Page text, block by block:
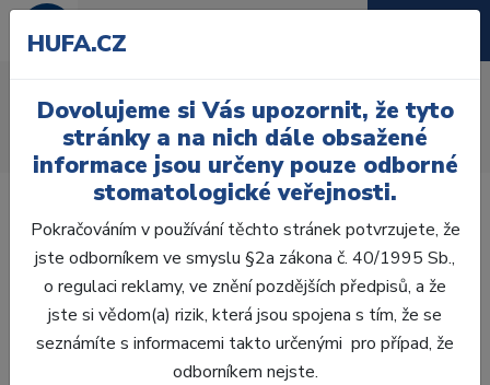
Úvod Laboratoř Zatmelování
Licí kelímky
kleště
Laboratoř
ZHOTOVENÍ MODELŮ
HUFA.CZ
Dovolujeme si Vás upozornit, že tyto
stránky a na nich dále obsažené
informace jsou určeny pouze odborné
stomatologické veřejnosti.
Pokračováním v používání těchto stránek potvrzujete, že
jste odborníkem ve smyslu §2a zákona č. 40/1995 Sb.,
o regulaci reklamy, ve znění pozdějších předpisů, a že
jste si vědom(a) rizik, která jsou spojena s tím, že se
seznámíte s informacemi takto určenými pro případ, že
odborníkem nejste.